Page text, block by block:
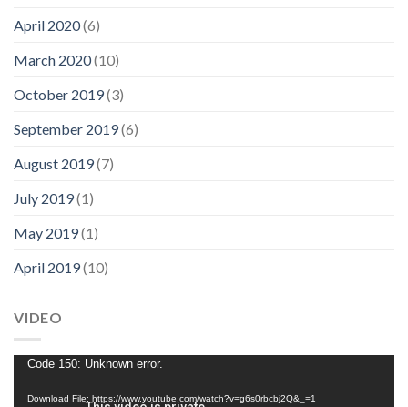
April 2020(6)
March 2020(10)
October 2019(3)
September 2019(6)
August 2019(7)
July 2019(1)
May 2019(1)
April 2019(10)
VIDEO
Video
Code 150: Unknown error.
Download File: https://www.youtube.com/watch?v=g6s0rbcbj2Q&_=1